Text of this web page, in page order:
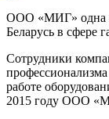
ООО «МИГ» одна
Беларусь в сфере
Сотрудники
работе
2015 году ООО